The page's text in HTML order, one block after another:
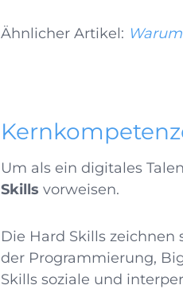
Ähnlicher Artikel:
Um als ein digitales
Skills vorweisen.
Die Hard Skills
der Programmierung,
Skills soziale und